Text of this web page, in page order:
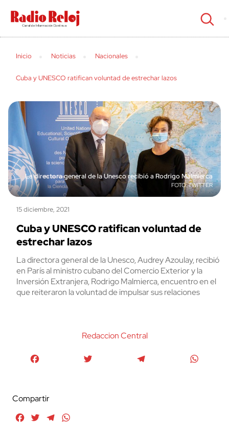
cerrar
Inicio Noticias Nacionales
Cuba y UNESCO ratifican voluntad de estrechar lazos
La directora general de la Unesco recibió a Rodrigo Malmierca
TWITTER
15 diciembre, 2021
Cuba y UNESCO ratifican voluntad de
estrechar lazos
La directora general de la Unesco, Audrey Azoulay, recibió
en París al ministro cubano del Comercio Exterior y la
Inversión Extranjera, Rodrigo Malmierca, encuentro en el
que reiteraron la voluntad de impulsar sus relaciones
Redaccion Central
Compartir
FacebookTwitterTelegram